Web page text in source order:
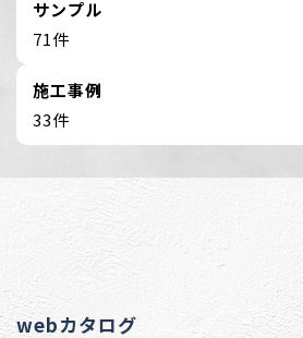
サンプル
71件
施工事例
33件
webカタログ